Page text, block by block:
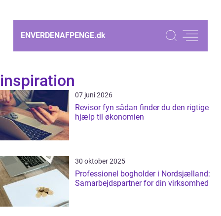
ENVERDENAFPENGE.dk
inspiration
07 juni 2026
Revisor fyn sådan finder du den rigtige
hjælp til økonomien
30 oktober 2025
Professionel bogholder i Nordsjælland:
Samarbejdspartner for din virksomhed